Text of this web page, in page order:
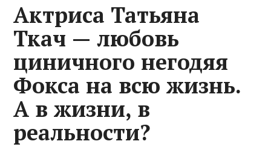
Актриса Татьяна
Ткач — любовь
циничного негодяя
Фокса на всю жизнь.
А в жизни, в
реальности?